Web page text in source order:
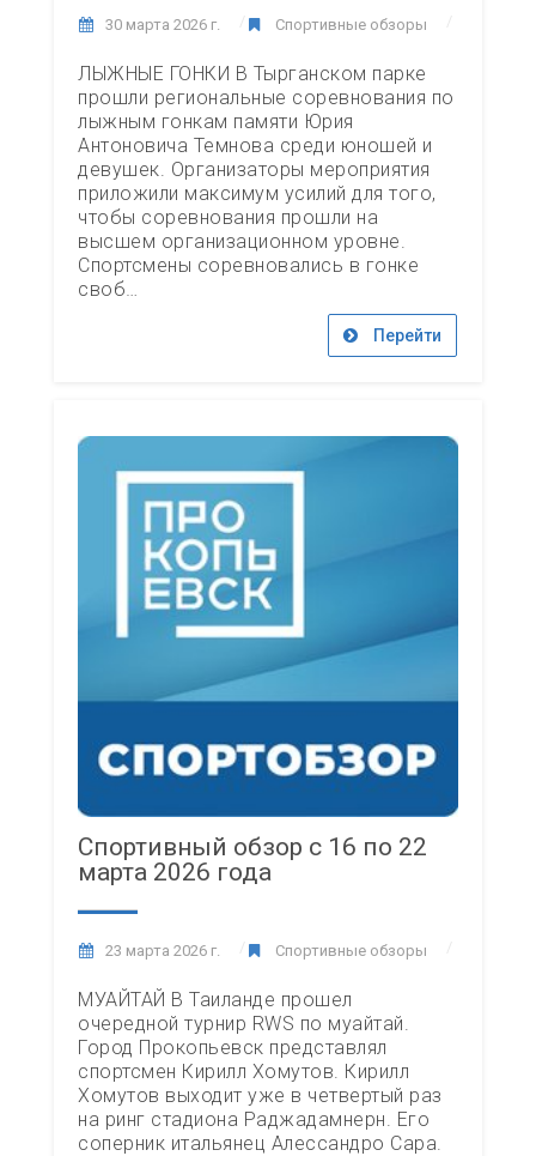
30 марта 2026 г. Спортивные обзоры
ЛЫЖНЫЕ ГОНКИ В Тырганском парке
прошли региональные соревнования по
лыжным гонкам памяти Юрия
Антоновича Темнова среди юношей и
девушек. Организаторы мероприятия
приложили максимум усилий для того,
чтобы соревнования прошли на
высшем организационном уровне.
Спортсмены соревновались в гонке
своб…
Перейти
Спортивный обзор с 16 по 22
марта 2026 года
23 марта 2026 г. Спортивные обзоры
МУАЙТАЙ В Таиланде прошел
очередной турнир RWS по муайтай.
Город Прокопьевск представлял
спортсмен Кирилл Хомутов. Кирилл
Хомутов выходит уже в четвертый раз
на ринг стадиона Раджадамнерн. Его
соперник итальянец Алессандро Сара.